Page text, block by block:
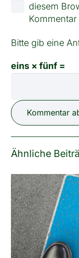
diesem
Bitte gib eine
eins × fünf =
Kommentar
Ähnliche